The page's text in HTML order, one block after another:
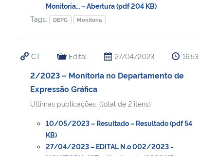
Gabinete de Segurança Institucional
Banco Central do Brasil
Monitoria… – Abertura (pdf 204 KB)
Tags:
DEPG Monitoria
CT Edital 27/04/2023 16:53
2/2023 – Monitoria no Departamento de
Expressão Gráfica
Ultimas publicações: (total de 2 itens)
10/05/2023 – Resultado – Resultado (pdf 54
KB)
27/04/2023 – EDITAL N.o 002/2023 -